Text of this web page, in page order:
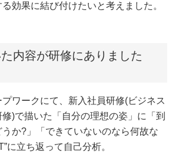
効果に結び付けたいと考えました。
内容が研修にありました
ワークにて、新入社員研修(ビジネス
)で描いた「自分の理想の姿」に「到
か?」「できていないのなら何故な
に立ち返って自己分析。